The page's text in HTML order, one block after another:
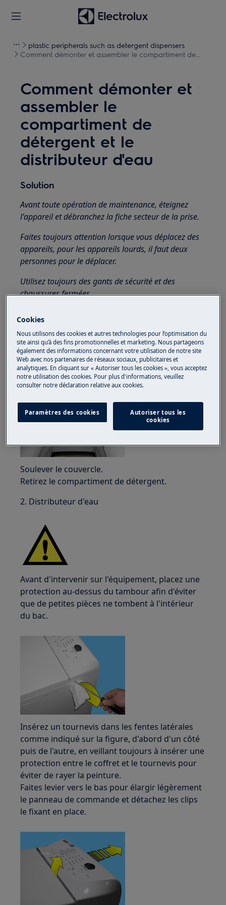
plastic peripherals such as detergent dispensers
Comment démonter et assembler le compartiment de
Comment démonter et
assembler le
compartiment de
détergent et le
distributeur d'eau
Solution
Avant toute opération de maintenance, éteignez
l'appareil et débranchez la fiche secteur de la prise.
Faites toujours attention lorsque vous déplacez des
appareils, pour les appareils lourds, il faut deux
personnes pour le déplacer.
Utilisez toujours des gants de sécurité et des
chaussures fermées.
non professionnelle peut avoir des conséquences sur
la sécurité si elle n'est pas effectuée correctement.
1. Compartiment de détergent
Soulever le couvercle.
Retirez le compartiment de détergent.
2. Distributeur d'eau
Avant d'intervenir sur l'équipement, placez une
protection au-dessus du tambour afin d'éviter
que de petites pièces ne tombent à l'intérieur
du bac.
Insérez un tournevis dans les fentes latérales
comme indiqué sur la figure, d'abord d'un côté
puis de l'autre, en veillant toujours à insérer une
protection entre le coffret et le tournevis pour
éviter de rayer la peinture.
Faites levier vers le bas pour élargir légèrement
le panneau de commande et détachez les clips
le fixant en place.
Cookies
Nous utilisons des cookies et autres technologies pour l’optimisation du
site ainsi qu’à des fins promotionnelles et marketing. Nous partageons
également des informations concernant votre utilisation de notre site
Web avec nos partenaires de réseaux sociaux, publicitaires et
analytiques. En cliquant sur « Autoriser tous les cookies », vous acceptez
notre utilisation des cookies. Pour plus d'informations, veuillez
consulter notre déclaration relative aux cookies.
Paramètres des cookies
Autoriser tous les
cookies